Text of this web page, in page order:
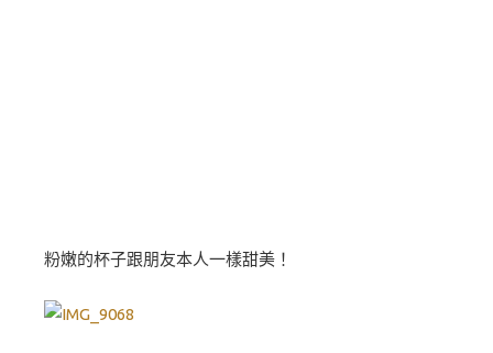
粉嫩的杯子跟朋友本人一樣甜美！